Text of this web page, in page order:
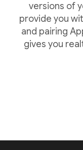
versions of
provide you
and pairing
gives you